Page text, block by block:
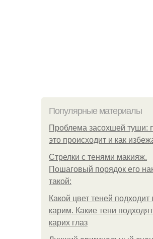
Популярные материалы
Проблема засохшей туши:
это происходит и как
Стрелки с тенями макияж.
Пошаговый порядок его
такой:
Какой цвет теней подходит
карим. Какие тени
карих глаз